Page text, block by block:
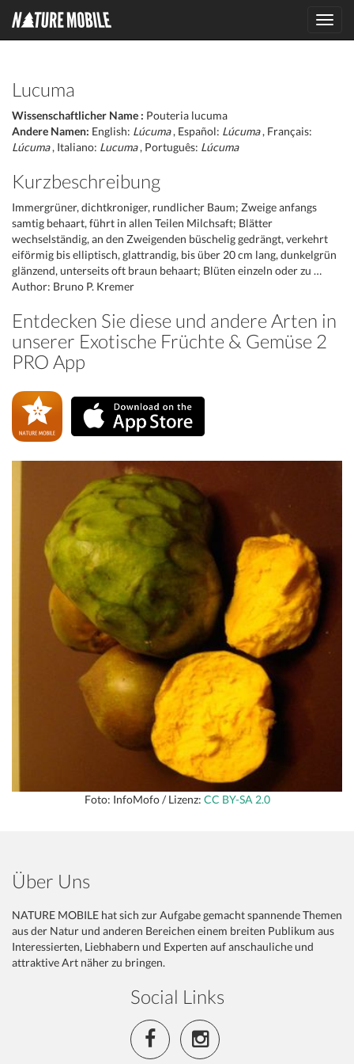
Lucuma
Wissenschaftlicher Name : Pouteria lucuma
Andere Namen: English: Lúcuma, Español: Lúcuma, Français:
Lúcuma, Italiano: Lucuma, Português: Lúcuma
Kurzbeschreibung
Immergrüner, dichtkroniger, rundlicher Baum; Zweige anfangs
samtig behaart, führt in allen Teilen Milchsaft; Blätter
wechselständig, an den Zweigenden büschelig gedrängt, verkehrt
eiförmig bis elliptisch, glattrandig, bis über 20 cm lang, dunkelgrün
glänzend, unterseits oft braun behaart; Blüten einzeln oder zu …
Author: Bruno P. Kremer
Entdecken Sie diese und andere Arten in
unserer Exotische Früchte & Gemüse 2
PRO App
Foto: InfoMofo / Lizenz: CC BY-SA 2.0
Über Uns
NATURE MOBILE hat sich zur Aufgabe gemacht spannende Themen
aus der Natur und anderen Bereichen einem breiten Publikum aus
Interessierten, Liebhabern und Experten auf anschauliche und
attraktive Art näher zu bringen.
Social Links